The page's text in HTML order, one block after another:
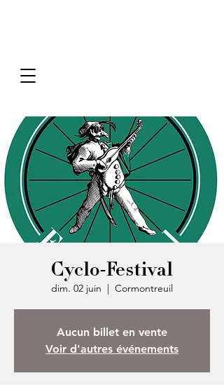
Cyclo-Festival
dim. 02 juin
  |
Cormontreuil
Aucun billet en vente
Voir d'autres événements